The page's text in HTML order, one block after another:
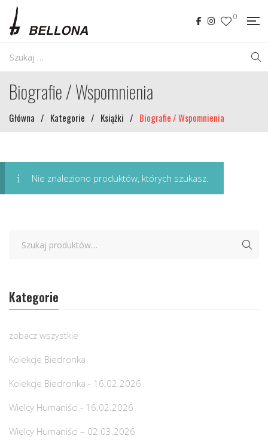
0
Biografie / Wspomnienia
Główna / Kategorie / Książki / Biografie / Wspomnienia
Nie znaleziono produktów, których szukasz.
Kategorie
zobacz wszystkie
Kolekcje Biedronka
Kolekcje Biedronka - 16.02.2026
Wielcy Humaniści - 16.02.2026
Wielcy Humaniści – 02.03.2026